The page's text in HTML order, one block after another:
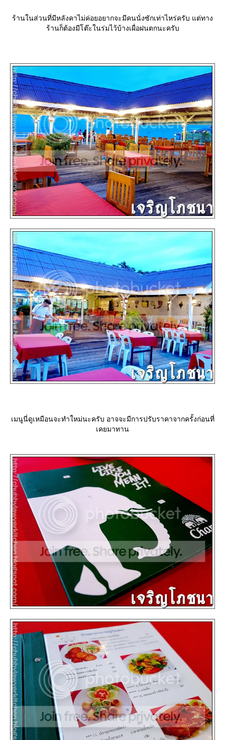
ร้านในส่วนที่มีหลังคาไม่ค่อยอยากจะมีคนนั่งซักเท่าไหร่ครับ แต่ทาง
ร้านก็ต้องมีโต๊ะในร่มไว้บ้างเผื่อฝนตกนะครับ
เมนูนี่ดูเหมือนจะทำใหม่นะครับ อาจจะมีการปรับราคาจากครั้งก่อนที่
เคยมาทาน